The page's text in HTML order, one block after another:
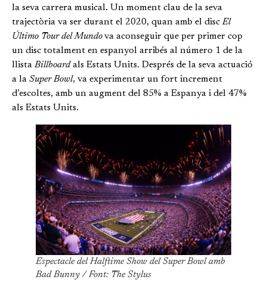
la seva carrera musical. Un moment clau de la seva
trajectòria va ser durant el 2020, quan amb el disc El
Último Tour del Mundova aconseguir que per primer cop
un disc totalment en espanyol arribés al número 1 de la
llistaBillboardals Estats Units. Després de la seva actuació
a la Super Bowl, va experimentar un fort increment
d’escoltes, amb un augment del 85% a Espanya i del 47%
als Estats Units.
Espectacle del Halftime Show delSuper Bowlamb
Bad Bunny / Font: The Stylus